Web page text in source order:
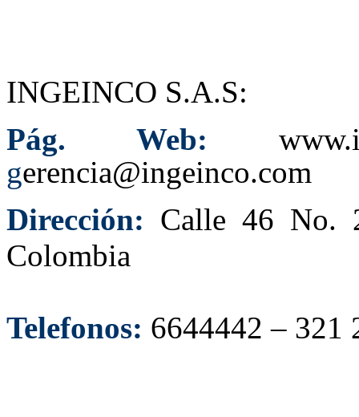
INGEINCO S.A.S:
Pág. Web:
gerencia@ingeinco.com
Dirección: Calle 46 No.
Colombia
Telefonos: 6644442 – 321